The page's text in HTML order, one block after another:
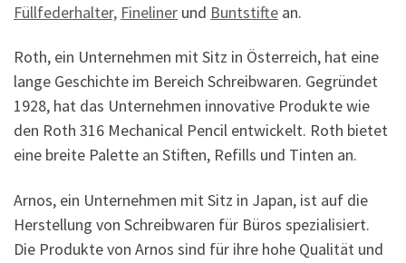
Füllfederhalter, Fineliner und Buntstifte an.
Roth, ein Unternehmen mit Sitz in Österreich, hat eine
lange Geschichte im Bereich Schreibwaren. Gegründet
1928, hat das Unternehmen innovative Produkte wie
den Roth 316 Mechanical Pencil entwickelt. Roth bietet
eine breite Palette an Stiften, Refills und Tinten an.
Arnos, ein Unternehmen mit Sitz in Japan, ist auf die
Herstellung von Schreibwaren für Büros spezialisiert.
Die Produkte von Arnos sind für ihre hohe Qualität und